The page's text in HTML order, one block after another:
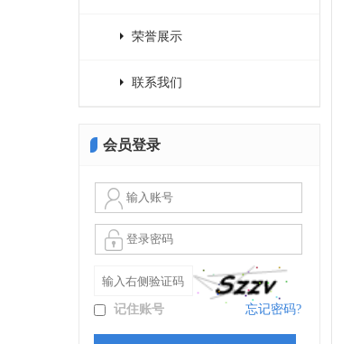
荣誉展示
联系我们
会员登录
记住账号 忘记密码?